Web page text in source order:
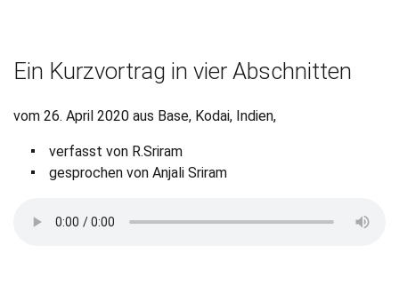
Ein Kurzvortrag in vier Abschnitten
vom 26. April 2020 aus Base, Kodai, Indien,
verfasst von R.Sriram
gesprochen von Anjali Sriram